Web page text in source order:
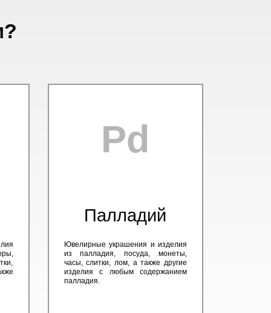
Pd
Палладий
Ювелирные украшения и изделия
из палладия, посуда, монеты,
часы, слитки, лом, а также другие
изделия с любым содержанием
палладия.